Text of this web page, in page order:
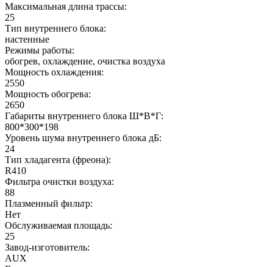
Максимальная длина трассы:
25
Тип внутреннего блока:
настенные
Режимы работы:
обогрев, охлаждение, очистка воздуха
Мощность охлаждения:
2550
Мощность обогрева:
2650
Габариты внутреннего блока Ш*В*Г:
800*300*198
Уровень шума внутреннего блока дБ:
24
Тип хладагента (фреона):
R410
Фильтра очистки воздуха:
88
Плазменный фильтр:
Нет
Обслуживаемая площадь:
25
Завод-изготовитель:
AUX